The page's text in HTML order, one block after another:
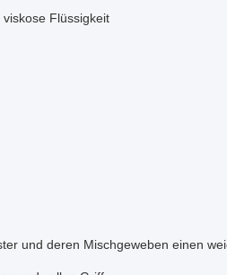
Flüssigkeit
und deren Mischgeweben einen